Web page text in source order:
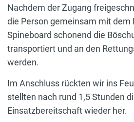
Nachdem der Zugang
die Person gemeinsam mit dem
Spineboard schonend die
transportiert und an den
werden.
Im Anschluss rückten wir ins
stellten nach rund 1,5 Stunden
Einsatzbereitschaft wieder her.